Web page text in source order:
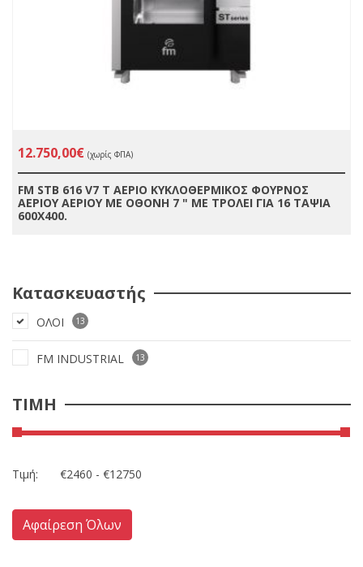
Κατασκευαστής
ΟΛΟΙ 13
FM INDUSTRIAL 13
ΤΙΜΗ
Τιμή:
Αφαίρεση Όλων
12.750,00€ (χωρίς ΦΠΑ)
FM STB 616 V7 T ΑΕΡΙΟ ΚΥΚΛΟΘΕΡΜΙΚΟΣ ΦΟΥΡΝΟΣ
ΑΕΡΙΟΥ ΑΕΡΙΟΥ ΜΕ ΟΘΟΝΗ 7 " ΜΕ ΤΡΟΛΕΙ ΓΙΑ 16 ΤΑΨΙΑ
600X400.